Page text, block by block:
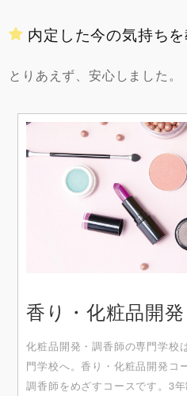
内定した今の気持ち
とりあえず、安心しました。
香り・化粧品開
化粧品開発・調⾹師の専⾨学校
⾨学校へ。⾹り・化粧品開発コ
調⾹師をめざすコースです。3